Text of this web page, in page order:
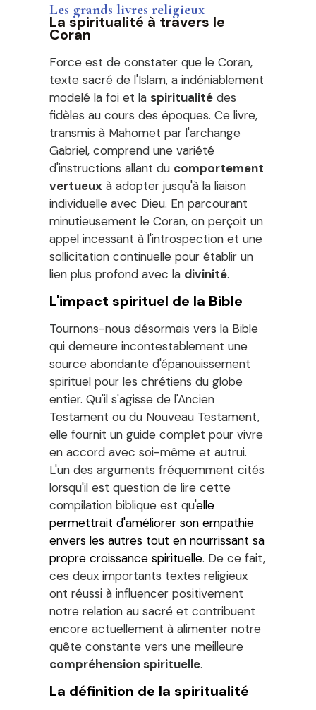
Les grands livres religieux
La spiritualité à travers le
Coran
Force est de constater que le Coran,
texte sacré de l'Islam, a indéniablement
modelé la foi et la spiritualité des
fidèles au cours des époques. Ce livre,
transmis à Mahomet par l'archange
Gabriel, comprend une variété
d'instructions allant du comportement
vertueux à adopter jusqu'à la liaison
individuelle avec Dieu. En parcourant
minutieusement le Coran, on perçoit un
appel incessant à l'introspection et une
sollicitation continuelle pour établir un
lien plus profond avec la divinité.
L'impact spirituel de la Bible
Tournons-nous désormais vers la Bible
qui demeure incontestablement une
source abondante d'épanouissement
spirituel pour les chrétiens du globe
entier. Qu'il s'agisse de l'Ancien
Testament ou du Nouveau Testament,
elle fournit un guide complet pour vivre
en accord avec soi-même et autrui.
L'un des arguments fréquemment cités
lorsqu'il est question de lire cette
compilation biblique est qu'elle
permettrait d'améliorer son empathie
envers les autres tout en nourrissant sa
propre croissance spirituelle. De ce fait,
ces deux importants textes religieux
ont réussi à influencer positivement
notre relation au sacré et contribuent
encore actuellement à alimenter notre
quête constante vers une meilleure
compréhension spirituelle.
La définition de la spiritualité